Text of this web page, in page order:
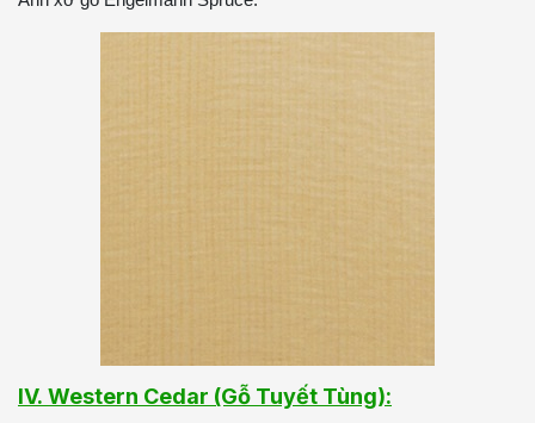
IV. Western Cedar (Gỗ Tuyết Tùng):